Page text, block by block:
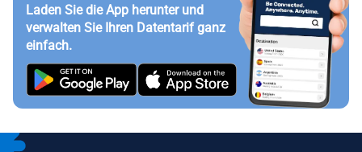
Laden Sie die App herunter und
verwalten Sie Ihren Datentarif ganz
einfach.